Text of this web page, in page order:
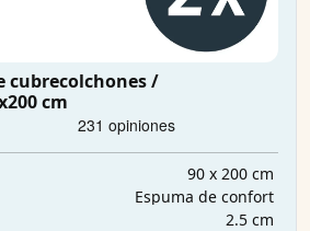
cubrecolchones /
cm
90 x 200 cm
Espuma de confort
2.5 cm